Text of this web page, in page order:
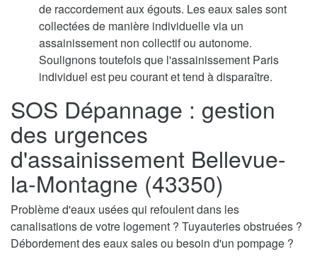
de raccordement aux égouts. Les eaux sales sont
collectées de manière individuelle via un
assainissement non collectif ou autonome.
Soulignons toutefois que l'assainissement Paris
individuel est peu courant et tend à disparaître.
SOS Dépannage : gestion
des urgences
d'assainissement Bellevue-
la-Montagne (43350)
Problème d'eaux usées qui refoulent dans les
canalisations de votre logement ? Tuyauteries obstruées ?
Débordement des eaux sales ou besoin d'un pompage ?